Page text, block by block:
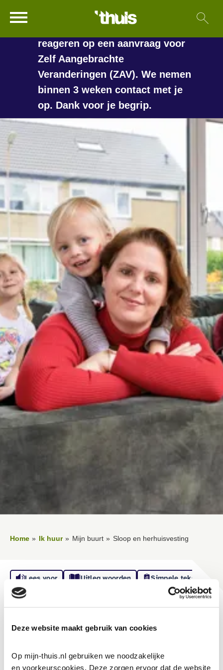
Deze website maakt gebruik van cookies
Op mijn-thuis.nl gebruiken we noodzakelijke
en voorkeurscookies. Deze zorgen ervoor dat de website
Naar hoofdinhoud
Naar hoofdnavigatiemenu
Naar zoeken
Naar de homepage
Ga naar Hoofd
langer duren voordat we
reageren op een aanvraag voor
Zelf Aangebrachte
Veranderingen (ZAV). We nemen
binnen 3 weken contact met je
op. Dank voor je begrip.
Home Ik huur Mijn buurt Sloop en herhuisvesting
Lees voor Uitleg woorden
Simpele tekst
Vertalen
Sloop en herhuisvesting